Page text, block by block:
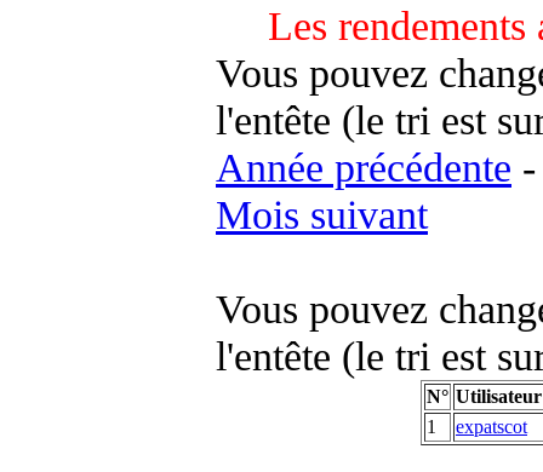
Les
Vous pouvez
l'entête (le tri est
Année précédente -
Mois suivant
Vous pouvez
l'entête (le tri est
N° Utilisateur
1
expatscot